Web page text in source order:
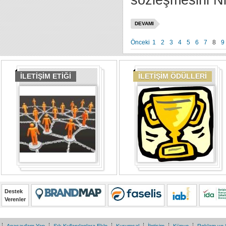
DEVAMI
Önceki 1 2 3 4 5 6 7 8 9
İLETİŞİM ETİĞİ İLETİŞİM ÖDÜLLERİ
Destek
Verenler